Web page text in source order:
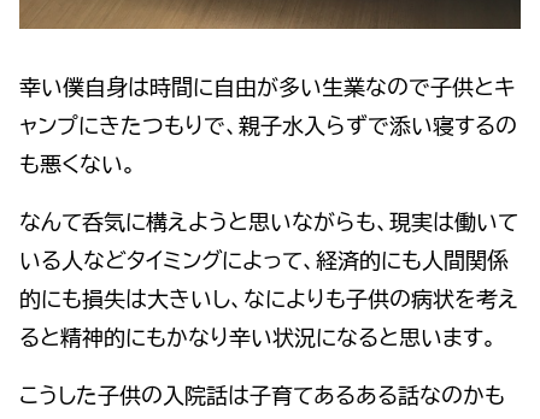
幸い僕自身は時間に自由が多い生業なので子供とキ
ャンプにきたつもりで、親子水入らずで添い寝するの
も悪くない。
なんて呑気に構えようと思いながらも、現実は働いて
いる人などタイミングによって、経済的にも人間関係
的にも損失は大きいし、なによりも子供の病状を考え
ると精神的にもかなり辛い状況になると思います。
こうした子供の入院話は子育てあるある話なのかも